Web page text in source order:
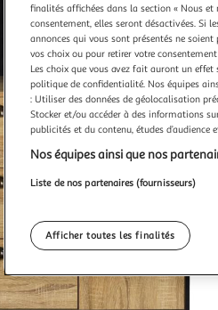
finalités affichées dans la section « Nous et
consentement, elles seront désactivées. Si
annonces qui vous sont présentés ne
vos choix ou pour retirer votre
Les choix que vous avez fait auront un
politique de confidentialité. Nos équipes
: Utiliser des données de géolocalisation
Stocker et/ou accéder à des informations
publicités et du contenu, études d’audience
Nos équipes ainsi que nos
Liste de nos partenaires (fournisseurs)
Afficher toutes les finalités